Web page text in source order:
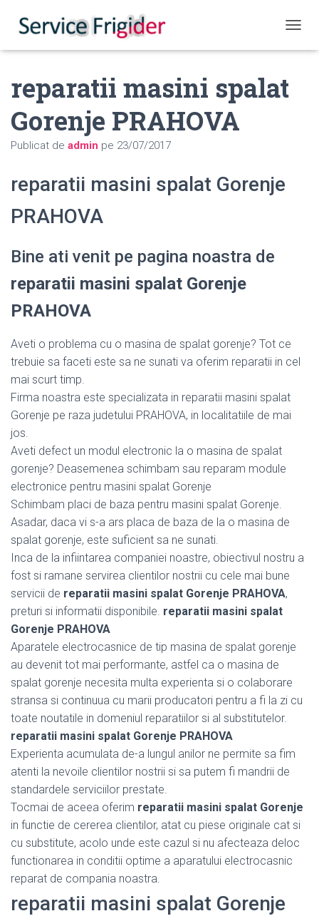
reparatii masini spalat
Gorenje PRAHOVA
Publicat de admin pe 23/07/2017
reparatii masini spalat Gorenje
PRAHOVA
Bine ati venit pe pagina noastra de
reparatii masini spalat Gorenje
PRAHOVA
Aveti o problema cu o masina de spalat gorenje? Tot ce
trebuie sa faceti este sa ne sunati va oferim reparatii in cel
mai scurt timp.
Firma noastra este specializata in reparatii masini spalat
Gorenje pe raza judetului PRAHOVA, in localitatiile de mai
jos.
Aveti defect un modul electronic la o masina de spalat
gorenje? Deasemenea schimbam sau reparam module
electronice pentru masini spalat Gorenje
Schimbam placi de baza pentru masini spalat Gorenje.
Asadar, daca vi s-a ars placa de baza de la o masina de
spalat gorenje, este suficient sa ne sunati.
Inca de la infiintarea companiei noastre, obiectivul nostru a
fost si ramane servirea clientilor nostrii cu cele mai bune
servicii de reparatii masini spalat Gorenje PRAHOVA,
preturi si informatii disponibile. reparatii masini spalat
Gorenje PRAHOVA
Aparatele electrocasnice de tip masina de spalat gorenje
au devenit tot mai performante, astfel ca o masina de
spalat gorenje necesita multa experienta si o colaborare
stransa si continuua cu marii producatori pentru a fi la zi cu
toate noutatile in domeniul reparatiilor si al substitutelor.
reparatii masini spalat Gorenje PRAHOVA
Experienta acumulata de-a lungul anilor ne permite sa fim
atenti la nevoile clientilor nostrii si sa putem fi mandrii de
standardele serviciilor prestate.
Tocmai de aceea oferim reparatii masini spalat Gorenje
in functie de cererea clientilor, atat cu piese originale cat si
cu substitute, acolo unde este cazul si nu afecteaza deloc
functionarea in conditii optime a aparatului electrocasnic
reparat de compania noastra.
reparatii masini spalat Gorenje